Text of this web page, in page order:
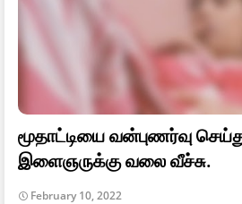
மூதாட்டியை வன்புணர்வு
இளைஞருக்கு வலை வீச்சு.
February 10, 2022